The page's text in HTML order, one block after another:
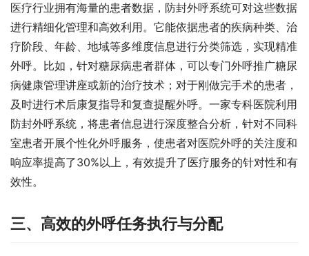
医疗行业拥有海量的患者数据，防封外呼系统可对这些数据
进行精细化管理和高效利用。它能依据患者的疾病种类、治
疗阶段、年龄、地域等多维度信息进行分类筛选，实现精准
外呼。比如，针对糖尿病患者群体，可以专门外呼推广糖尿
病健康管理讲座或新的治疗技术；对于刚做完手术的患者，
及时进行术后康复指导和复查提醒外呼。一家专科医院利用
防封外呼系统，将患者信息进行深度整合分析，针对不同科
室患者开展个性化外呼服务，使患者对医院外呼的关注度和
响应率提高了30%以上，有效提升了医疗服务的针对性和有
效性。
三、高效的外呼任务执行与分配